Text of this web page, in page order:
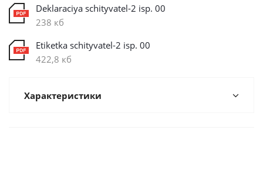
Deklaraciya schityvatel-2 isp. 00
238 кб
Etiketka schityvatel-2 isp. 00
422,8 кб
Характеристики